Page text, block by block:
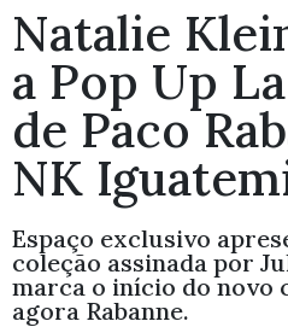
Natalie
a Pop Up
de Paco
NK
Espaço exclusivo
coleção assinada por
marca o início do novo
agora Rabanne.